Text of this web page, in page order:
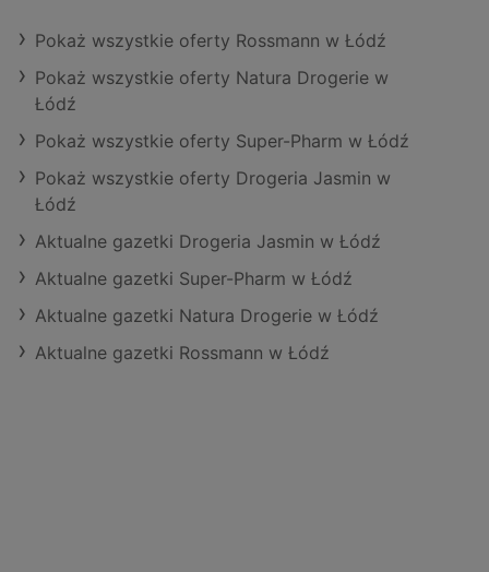
Pokaż wszystkie oferty Rossmann w Łódź
Pokaż wszystkie oferty Natura Drogerie w
Łódź
Pokaż wszystkie oferty Super-Pharm w Łódź
Pokaż wszystkie oferty Drogeria Jasmin w
Łódź
Aktualne gazetki Drogeria Jasmin w Łódź
Aktualne gazetki Super-Pharm w Łódź
Aktualne gazetki Natura Drogerie w Łódź
Aktualne gazetki Rossmann w Łódź